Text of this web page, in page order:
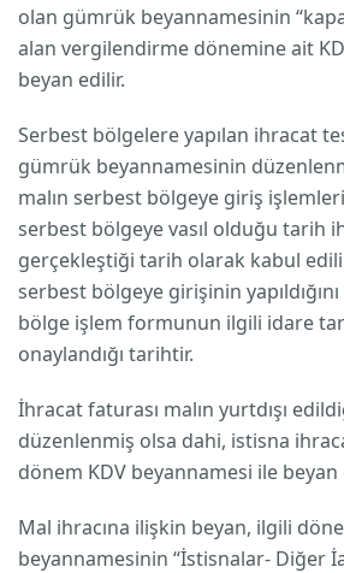
olan gümrük beyannamesinin
alan vergilendirme dönemine ait
beyan edilir.
Serbest bölgelere yapılan ihracat
gümrük beyannamesinin
malın serbest bölgeye giriş
serbest bölgeye vasıl olduğu tarih
gerçekleştiği tarih olarak kabul
serbest bölgeye girişinin
bölge işlem formunun ilgili idare
onaylandığı tarihtir.
İhracat faturası malın yurtdışı
düzenlenmiş olsa dahi, istisna
dönem KDV beyannamesi ile beyan
Mal ihracına ilişkin beyan, ilgili
beyannamesinin “İstisnalar- Diğer